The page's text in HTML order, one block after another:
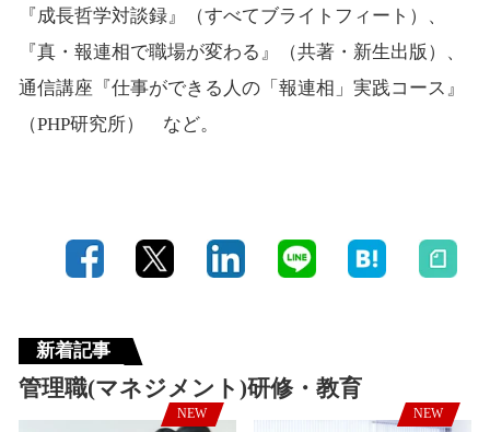
『成長哲学対談録』（すべてブライトフィート）、
『真・報連相で職場が変わる』（共著・新生出版）、
通信講座『仕事ができる人の「報連相」実践コース』
（PHP研究所） など。
新着記事
管理職(マネジメント)研修・教育
NEW NEW